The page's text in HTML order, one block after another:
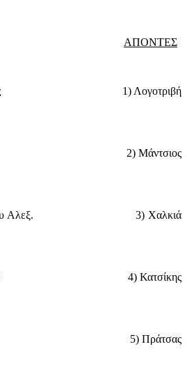
ΑΠΟΝΤΕΣ
1) Λογοτριβή
2) Μάντσιος
Αλεξ.
3) Χαλκιά
4) Κατσίκης
5) Πράτσας